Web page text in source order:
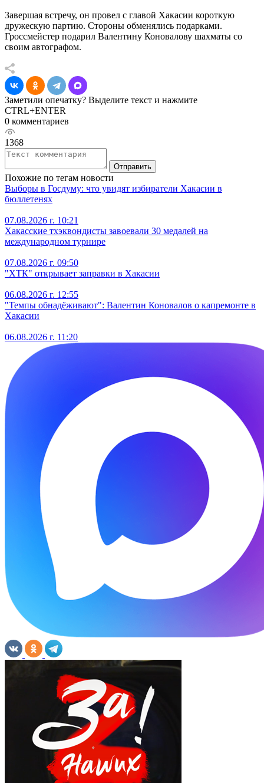
Завершая встречу, он провел с главой Хакасии короткую
дружескую партию. Стороны обменялись подарками.
Гроссмейстер подарил Валентину Коновалову шахматы со
своим автографом.
Заметили опечатку? Выделите текст и нажмите
CTRL+ENTER
0 комментариев
1368
Отправить
Похожие по тегам новости
Выборы в Госдуму: что увидят избиратели Хакасии в
бюллетенях
07.08.2026 г. 10:21
Хакасские тхэквондисты завоевали 30 медалей на
международном турнире
07.08.2026 г. 09:50
"ХТК" открывает заправки в Хакасии
06.08.2026 г. 12:55
"Темпы обнадёживают": Валентин Коновалов о капремонте в
Хакасии
06.08.2026 г. 11:20